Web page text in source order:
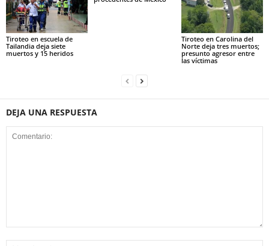
Tiroteo en escuela de
Tailandia deja siete
muertos y 15 heridos
Tiroteo en Carolina del
Norte deja tres muertos;
presunto agresor entre
las víctimas
DEJA UNA RESPUESTA